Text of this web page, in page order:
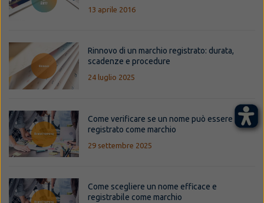
13 aprile 2016
Rinnovo di un marchio registrato: durata,
scadenze e procedure
24 luglio 2025
Come verificare se un nome può essere
registrato come marchio
29 settembre 2025
Come scegliere un nome efficace e
registrabile come marchio